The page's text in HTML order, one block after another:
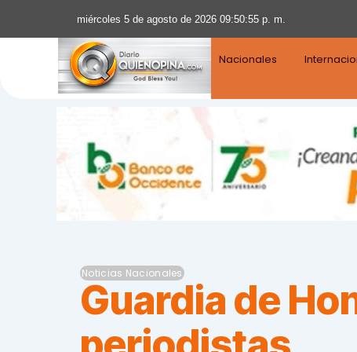
miércoles 5 de agosto de 2026 09:50:56 p. m.
Nacionales
Noticias Nacionales
Guardia de